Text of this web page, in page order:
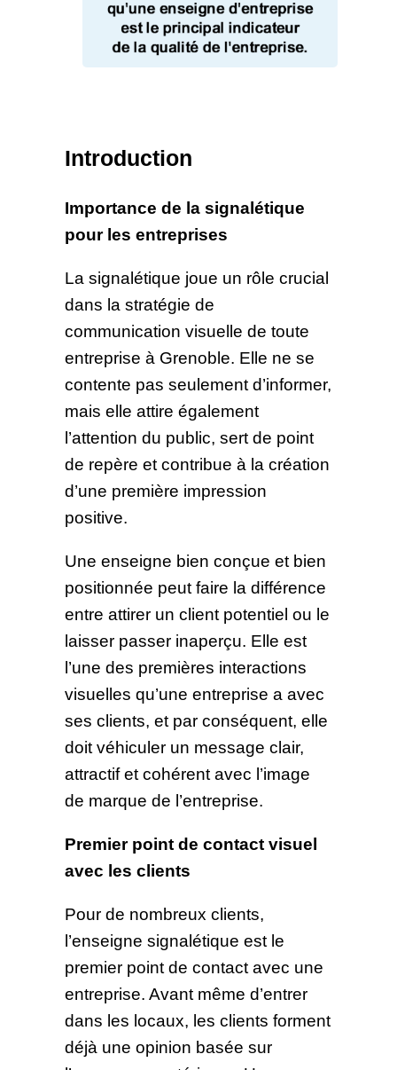
Introduction
Importance de la signalétique
pour les entreprises
La signalétique joue un rôle crucial
dans la stratégie de
communication visuelle de toute
entreprise à Grenoble. Elle ne se
contente pas seulement d’informer,
mais elle attire également
l’attention du public, sert de point
de repère et contribue à la création
d’une première impression
positive.
Une enseigne bien conçue et bien
positionnée peut faire la différence
entre attirer un client potentiel ou le
laisser passer inaperçu. Elle est
l’une des premières interactions
visuelles qu’une entreprise a avec
ses clients, et par conséquent, elle
doit véhiculer un message clair,
attractif et cohérent avec l’image
de marque de l’entreprise.
Premier point de contact visuel
avec les clients
Pour de nombreux clients,
l’enseigne signalétique est le
premier point de contact avec une
entreprise. Avant même d’entrer
dans les locaux, les clients forment
déjà une opinion basée sur